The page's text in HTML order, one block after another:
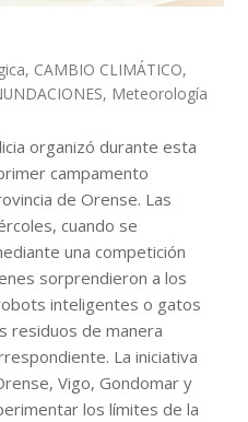
, CAMBIO CLIMÁTICO,
, Meteorología
organizó durante esta
campamento
de Orense. Las
cuando se
una competición
sorprendieron a los
inteligentes o gatos
residuos de manera
La iniciativa
Vigo, Gondomar y
los límites de la